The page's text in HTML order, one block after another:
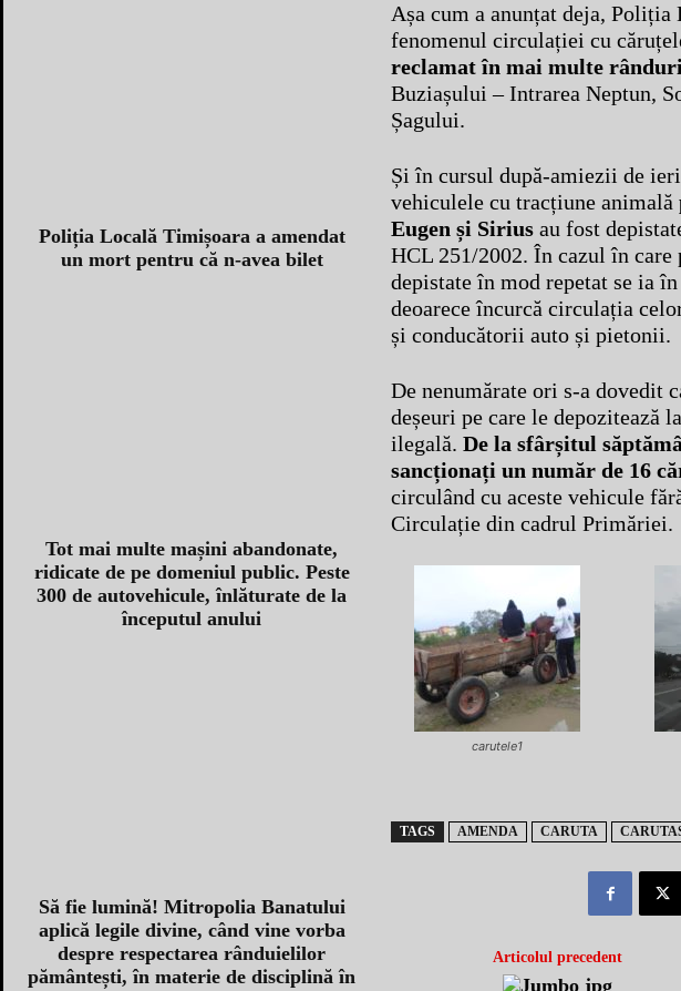
Poliția Locală Timișoara a amendat
un mort pentru că n-avea bilet
Tot mai multe mașini abandonate,
ridicate de pe domeniul public. Peste
300 de autovehicule, înlăturate de la
începutul anului
Să fie lumină! Mitropolia Banatului
aplică legile divine, când vine vorba
despre respectarea rânduielilor
pământești, în materie de disciplină în
Așa cum a anunțat deja,
fenomenul circulației cu
reclamat în mai multe
Buziașului – Intrarea Neptun,
Șagului.
Și în cursul după-amiezii de
vehiculele cu tracțiune animală
Eugen și Siriusau fost
HCL 251/2002. În cazul în care
depistate în mod repetat se ia
deoarece încurcă circulația
și conducătorii auto și pietonii.
De nenumărate ori s-a dovedit
deșeuri pe care le depozitează
ilegală. De la sfârșitul
sancționați un număr de 16
circulând cu aceste vehicule
Circulație din cadrul Primăriei.
carutele1
TAGS AMENDA CARUTA
Articolul precedent